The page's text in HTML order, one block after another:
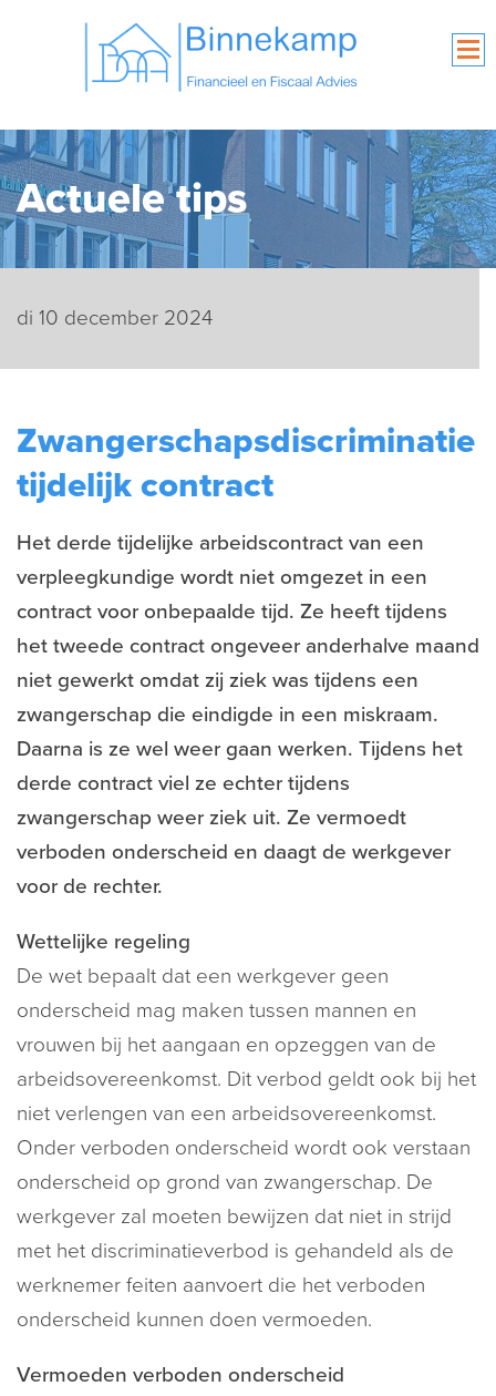
Actuele tips
di 10 december 2024
Zwangerschapsdiscriminatie
tijdelijk contract
Het derde tijdelijke arbeidscontract van een
verpleegkundige wordt niet omgezet in een
contract voor onbepaalde tijd. Ze heeft tijdens
het tweede contract ongeveer anderhalve maand
niet gewerkt omdat zij ziek was tijdens een
zwangerschap die eindigde in een miskraam.
Daarna is ze wel weer gaan werken. Tijdens het
derde contract viel ze echter tijdens
zwangerschap weer ziek uit. Ze vermoedt
verboden onderscheid en daagt de werkgever
voor de rechter.
Wettelijke regeling
De wet bepaalt dat een werkgever geen
onderscheid mag maken tussen mannen en
vrouwen bij het aangaan en opzeggen van de
arbeidsovereenkomst. Dit verbod geldt ook bij het
niet verlengen van een arbeidsovereenkomst.
Onder verboden onderscheid wordt ook verstaan
onderscheid op grond van zwangerschap. De
werkgever zal moeten bewijzen dat niet in strijd
met het discriminatieverbod is gehandeld als de
werknemer feiten aanvoert die het verboden
onderscheid kunnen doen vermoeden.
Vermoeden verboden onderscheid